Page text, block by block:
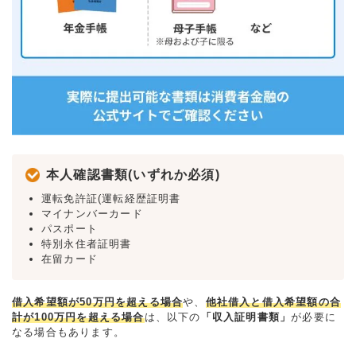
本人確認書類(いずれか必須)
運転免許証(運転経歴証明書
マイナンバーカード
パスポート
特別永住者証明書
在留カード
借入希望額が50万円を超える場合や、 他社借入と借入希望額の合
計が100万円を超える場合は、以下の 「収入証明書類」が必要に
なる場合もあります。